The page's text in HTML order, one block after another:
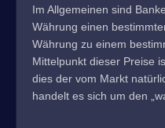
Im Allgemeinen sind
Währung einen
Währung zu einem
Mittelpunkt dieser Preise
dies der vom Markt
handelt es sich um den